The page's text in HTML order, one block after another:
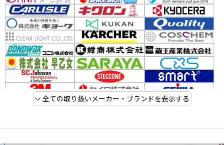
全ての取り扱いメーカー・ブランドを表示する